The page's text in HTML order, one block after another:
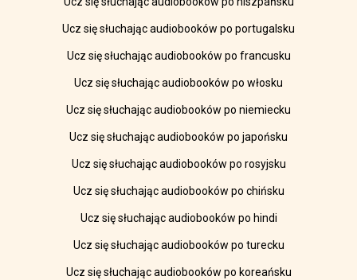
Ucz się słuchając audiobooków po portugalsku
Ucz się słuchając audiobooków po francusku
Ucz się słuchając audiobooków po włosku
Ucz się słuchając audiobooków po niemiecku
Ucz się słuchając audiobooków po japońsku
Ucz się słuchając audiobooków po rosyjsku
Ucz się słuchając audiobooków po chińsku
Ucz się słuchając audiobooków po hindi
Ucz się słuchając audiobooków po turecku
Ucz się słuchając audiobooków po koreańsku